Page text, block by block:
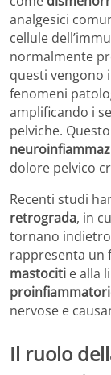
analgesici
cellule
normalmente
questi vengono
fenomeni
amplificando i
pelviche.
dolore pelvico
Recenti studi
retrograda, in
tornano
rappresenta un
mastociti e alla
nervose e
Il ruolo